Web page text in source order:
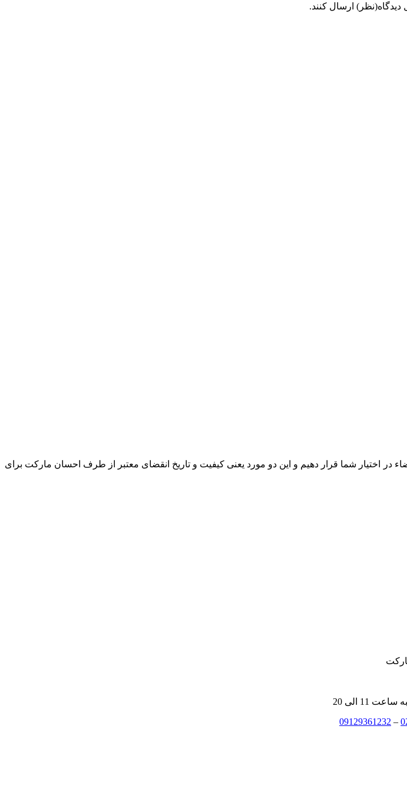
ارسال کنند.
در اختیار شما قرار دهیم و این دو مورد یعنی کیفیت و تاریخ انقضای معتبر از طرف احسان مارکت برای
11 الی 20
–
09129361232